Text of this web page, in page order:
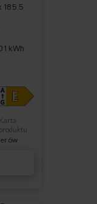
185.5
kWh
Karta
produktu